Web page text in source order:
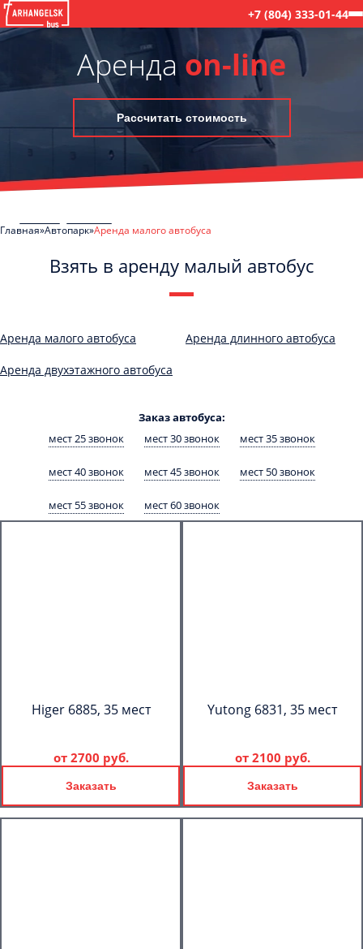
+7 (804) 333-01-44
Аренда on-line
Рассчитать стоимость
Главная Автопарк Аренда малого автобуса
Взять в аренду малый автобус
Аренда малого автобуса Аренда длинного автобуса
Аренда двухэтажного автобуса
Заказ автобуса:
мест 25 звонок
мест 30 звонок мест 35 звонок
мест 40 звонок мест 45 звонок мест 50 звонок
мест 55 звонок мест 60 звонок
Higer 6885, 35 мест
от 2700 руб.
Заказать
Yutong 6831, 35 мест
от 2100 руб.
Заказать
обработку моих Персональных данных